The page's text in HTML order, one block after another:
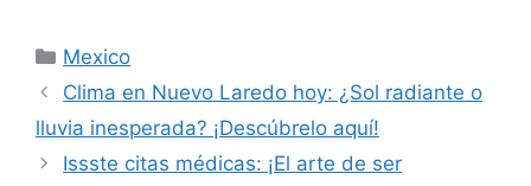
Categorías
Mexico
Clima en Nuevo Laredo hoy: ¿Sol radiante o
lluvia inesperada? ¡Descúbrelo aquí!
Issste citas médicas: ¡El arte de ser